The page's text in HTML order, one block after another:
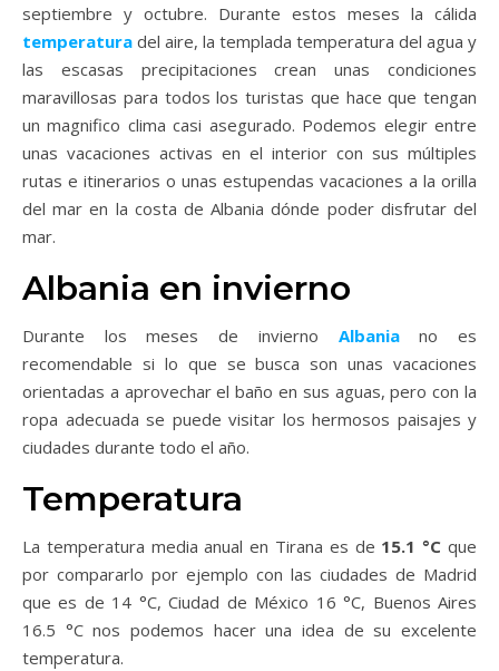
septiembre y octubre. Durante estos meses la cálida
temperatura del aire, la templada temperatura del agua y
las escasas precipitaciones crean unas condiciones
maravillosas para todos los turistas que hace que tengan
un magnifico clima casi asegurado. Podemos elegir entre
unas vacaciones activas en el interior con sus múltiples
rutas e itinerarios o unas estupendas vacaciones a la orilla
del mar en la costa de Albania dónde poder disfrutar del
mar.
Albania en invierno
Durante los meses de invierno Albaniano es
recomendable si lo que se busca son unas vacaciones
orientadas a aprovechar el baño en sus aguas, pero con la
ropa adecuada se puede visitar los hermosos paisajes y
ciudades durante todo el año.
Temperatura
La temperatura media anual en Tirana es de 15.1 °C que
por compararlo por ejemplo con las ciudades de Madrid
que es de 14 °C, Ciudad de México 16 °C, Buenos Aires
16.5 °C nos podemos hacer una idea de su excelente
temperatura.